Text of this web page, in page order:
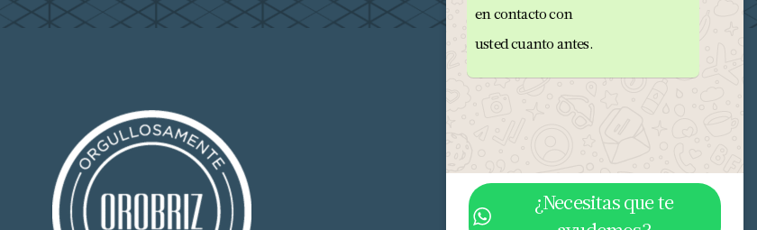
en contacto con
usted cuanto antes.
¿Necesitas que te